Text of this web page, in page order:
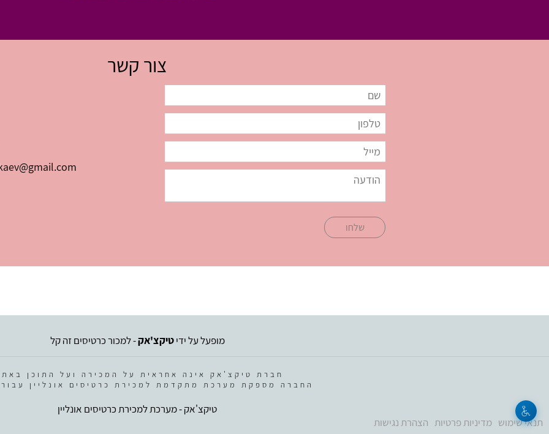
צור קשר
שלחו
מופעל על ידיטיקצ'אק- למכור כרטיסים זה קל
חברת טיקצ'אק אינה אחראית על המכירה ועל התוכן
החברה מספקת מערכת מתקדמת למכירת כרטיסים אונליין
טיקצ'אק - מערכת למכירת כרטיסים אונליין
תנאי שימוש מדיניות פרטיות הצהרת נגישות